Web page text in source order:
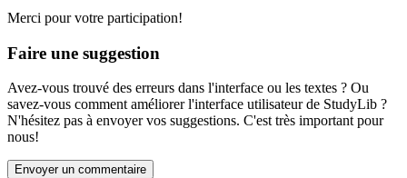
Merci pour votre participation!
Faire une suggestion
Avez-vous trouvé des erreurs dans l'interface ou les textes ? Ou
savez-vous comment améliorer l'interface utilisateur de StudyLib ?
N'hésitez pas à envoyer vos suggestions. C'est très important pour
nous!
Envoyer un commentaire